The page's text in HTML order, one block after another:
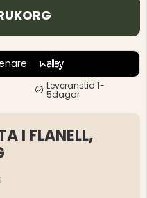
Leveranstid 1-
5dagar
I FLANELL,